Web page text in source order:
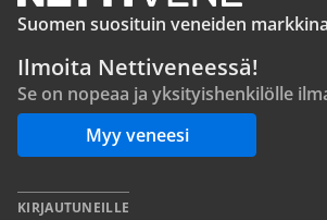
Suomen suosituin veneiden
Ilmoita Nettiveneessä!
Se on nopeaa ja yksityishenkilölle
Myy veneesi
KIRJAUTUNEILLE